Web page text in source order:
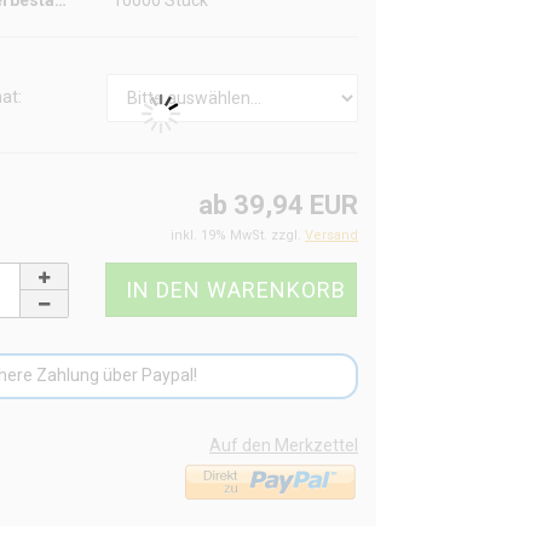
ab 39,94 EUR
inkl. 19% MwSt. zzgl. Versand
Zahlung über Paypal!
Auf den Merkzettel